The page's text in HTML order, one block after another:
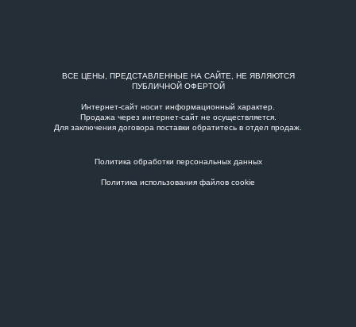
ВСЕ ЦЕНЫ, ПРЕДСТАВЛЕННЫЕ НА САЙТЕ, НЕ ЯВЛЯЮТСЯ
ПУБЛИЧНОЙ ОФЕРТОЙ
Интернет-сайт носит информационный характер.
Продажа через интернет-сайт не осуществляется.
Для заключения договора поставки обратитесь в отдел продаж
Политика обработки персональных данных
Политика использования файлов cookie